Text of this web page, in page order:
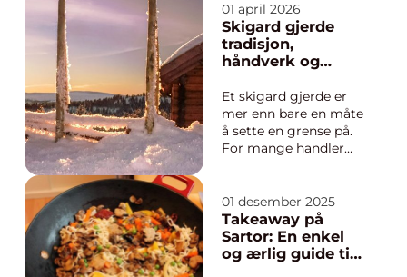
01 april 2026
Skigard gjerde
tradisjon,
håndverk og
Et skigard gjerde er
mer enn bare en måte
å sette en grense på.
For mange handler
et lunt tun og gi
landskapet et uttrykk
som hører hjemme i
naturen. Skigarden
01 desember 2025
Takeaway på
Sartor: En enkel
og ærlig guide til